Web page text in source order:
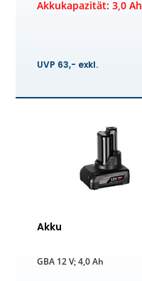
Akkukapazität: 3,0 Ah
UVP 63,- exkl.
Akku
GBA 12 V; 4,0 Ah